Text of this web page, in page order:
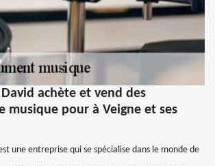
achète et vend des
musique pour à Veigne et ses
une entreprise qui se spécialise dans le monde de